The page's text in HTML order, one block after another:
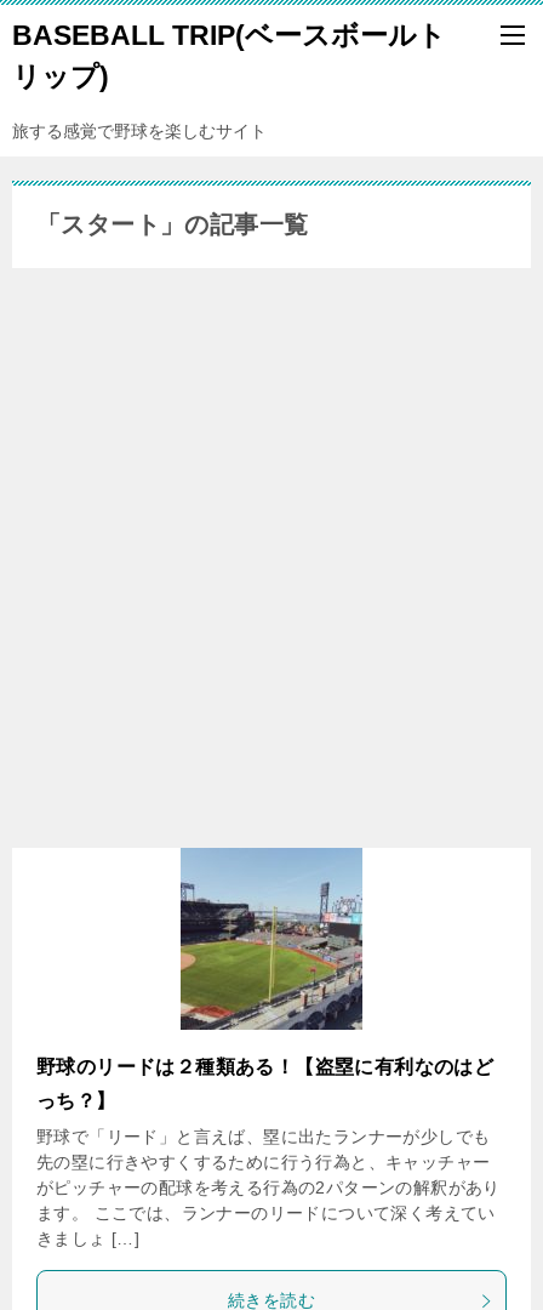
BASEBALL TRIP(ベースボールト
リップ)
旅する感覚で野球を楽しむサイト
「スタート」の記事一覧
野球のリードは２種類ある！【盗塁に有利なのはど
っち？】
野球で「リード」と言えば、塁に出たランナーが少しでも
先の塁に行きやすくするために行う行為と、キャッチャー
がピッチャーの配球を考える行為の2パターンの解釈があり
ます。 ここでは、ランナーのリードについて深く考えてい
きましょ […]
続きを読む